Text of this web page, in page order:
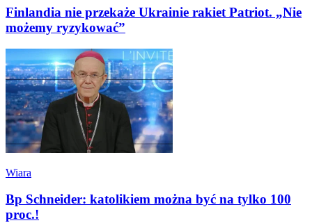
Finlandia nie przekaże Ukrainie rakiet Patriot. „Nie
możemy ryzykować”
Wiara
Bp Schneider: katolikiem można być na tylko 100
proc.!